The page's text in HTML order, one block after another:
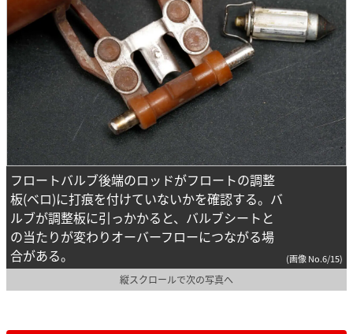
フロートバルブ後端のロッドがフロートの調整
板(ベロ)に打痕を付けていないかを確認する。バ
ルブが調整板に引っかかると、バルブシートと
の当たりが変わりオーバーフローにつながる場
合がある。
(画像 No.6/15)
縦スクロールで次の写真へ